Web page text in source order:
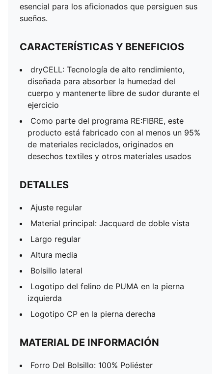
esencial para los aficionados que persiguen sus
sueños.
CARACTERÍSTICAS Y BENEFICIOS
dryCELL: Tecnología de alto rendimiento,
diseñada para absorber la humedad del
cuerpo y mantenerte libre de sudor durante el
ejercicio
Como parte del programa RE:FIBRE, este
producto está fabricado con al menos un 95%
de materiales reciclados, originados en
desechos textiles y otros materiales usados
DETALLES
Ajuste regular
Material principal: Jacquard de doble vista
Largo regular
Altura media
Bolsillo lateral
Logotipo del felino de PUMA en la pierna
izquierda
Logotipo CP en la pierna derecha
MATERIAL DE INFORMACIÓN
Forro Del Bolsillo: 100% Poliéster